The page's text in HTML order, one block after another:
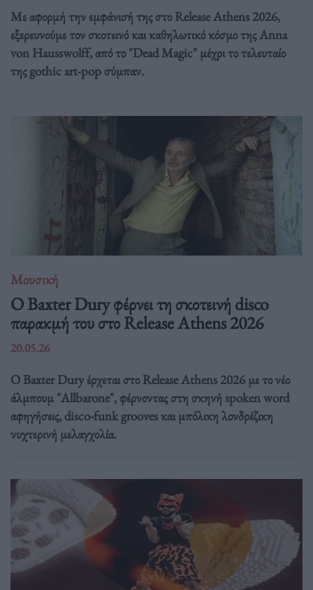
Με αφορμή την εμφάνισή της στο Release Athens 2026,
εξερευνούμε τον σκοτεινό και καθηλωτικό κόσμο της Anna
von Hausswolff, από το "Dead Magic" μέχρι το τελευταίο
της gothic art-pop σύμπαν.
Μουσική
Ο Baxter Dury φέρνει τη σκοτεινή disco
παρακμή του στο Release Athens 2026
20.05.26
Ο Baxter Dury έρχεται στο Release Athens 2026 με το νέο
άλμπουμ "Allbarone", φέρνοντας στη σκηνή spoken word
αφηγήσεις, disco-funk grooves και μπόλικη λονδρέζικη
νυχτερινή μελαγχολία.